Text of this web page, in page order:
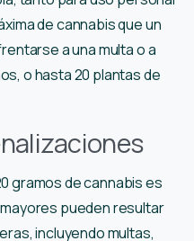
de cannabis que un
a una multa o a
o hasta 20 plantas de
gramos de cannabis es
pueden resultar
incluyendo multas,